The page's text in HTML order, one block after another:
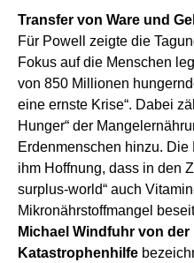
Transfer von Ware und
Für Powell zeigte die
Fokus auf die Menschen
von 850 Millionen
eine ernste Krise“. Dabei
Hunger“ der
Erdenmenschen hinzu.
ihm Hoffnung, dass in den
surplus-world“ auch
Mikronährstoffmangel
Michael Windfuhr von der
Katastrophenhilfe